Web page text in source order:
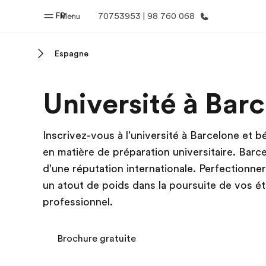
Menu
FR 70753953 | 98 760 068
Bienvenue chez EF Nos
Espagne
Université à
Inscrivez-vous à l'université à Barcelone et
en matière de préparation universitaire.
d'une réputation internationale.
un atout de poids dans la poursuite de vos
professionnel.
Brochure gratuite